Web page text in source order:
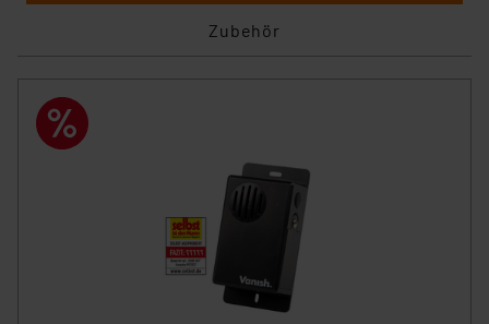
Zubehör